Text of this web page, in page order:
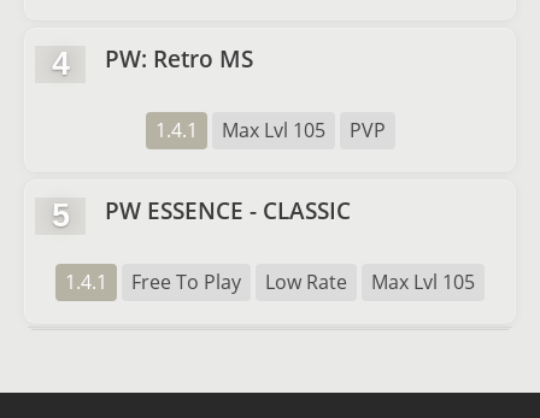
4 PW: Retro MS
1.4.1 Max Lvl 105 PVP
5 PW ESSENCE - CLASSIC
1.4.1 Free To Play Low Rate Max Lvl 105